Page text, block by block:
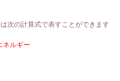
次の計算式で表すことができます
ネルギー